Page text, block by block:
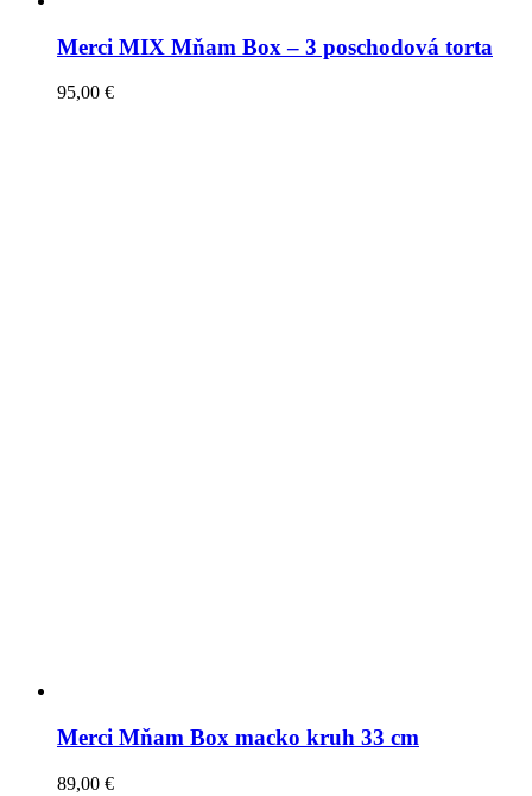
Merci MIX Mňam Box – 3 poschodová torta
95,00 €
Merci Mňam Box macko kruh 33 cm
89,00 €